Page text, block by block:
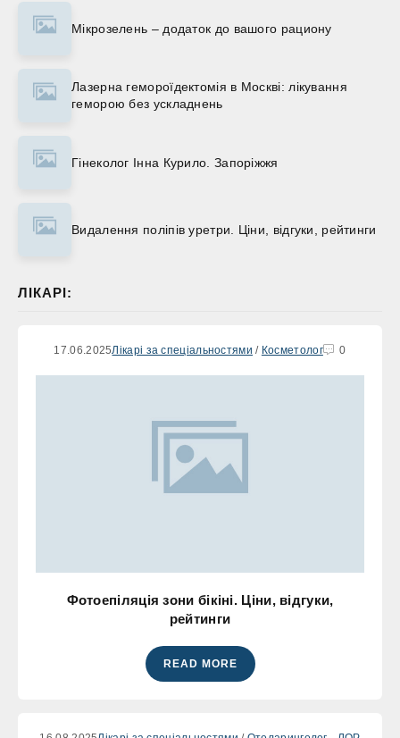
Мікрозелень – додаток до вашого рациону
Лазерна гемороїдектомія в Москві: лікування
геморою без ускладнень
Гінеколог Інна Курило. Запоріжжя
Видалення поліпів уретри. Ціни, відгуки, рейтинги
ЛІКАРІ:
17.06.2025Лікарі за спеціальностями / Косметолог 0
Фотоепіляція зони бікіні. Ціни, відгуки,
рейтинги
READ MORE